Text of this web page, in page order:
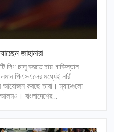
জাহানারা
লিগ চালু করতে চায় পাকিস্তান
পিএসএলের মধ্যেই নারী
আয়োজন করছে তারা। ম্যাচগুলো
আলমও। বাংলাদেশের…